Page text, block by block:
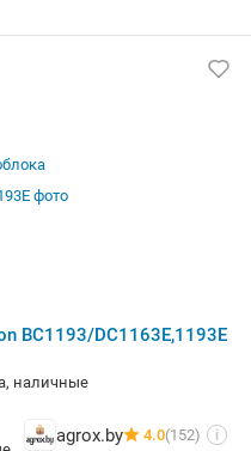
BC1193/DC1163E,1193E
наличные
agrox.by 4.0(152) i